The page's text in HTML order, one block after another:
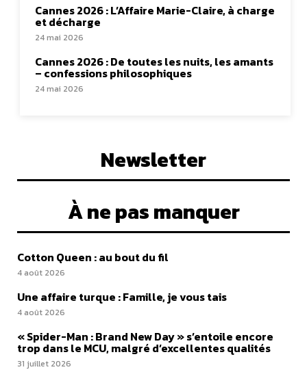
Cannes 2026 : L’Affaire Marie-Claire, à charge
et décharge
24 mai 2026
Cannes 2026 : De toutes les nuits, les amants
– confessions philosophiques
24 mai 2026
Newsletter
À ne pas manquer
Cotton Queen : au bout du fil
4 août 2026
Une affaire turque : Famille, je vous tais
4 août 2026
« Spider-Man : Brand New Day » s’entoile encore
trop dans le MCU, malgré d’excellentes qualités
31 juillet 2026